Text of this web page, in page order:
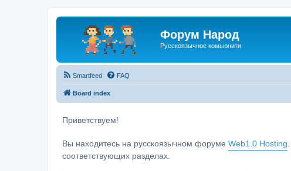
Форум Народ
Русскоязычное комьюнити
Smartfeed FAQ
Board index
Приветствуем!
Вы находитесь на русскоязычном форуме Web1.0 Hosting
соответствующих разделах.